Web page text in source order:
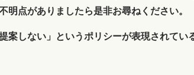
明点がありましたら是非お尋ねください。
案しない」というポリシーが表現されて